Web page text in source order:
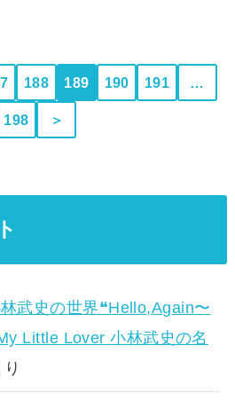
188 189 190 191 …
198 ＞
武史の世界❝Hello,Again〜
Little Lover 小林武史の名
り